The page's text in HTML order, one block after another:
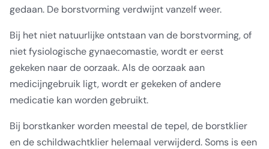
gedaan. De borstvorming verdwijnt vanzelf weer.
Bij het niet natuurlijke ontstaan van de borstvorming, of
niet fysiologische gynaecomastie, wordt er eerst
gekeken naar de oorzaak. Als de oorzaak aan
medicijngebruik ligt, wordt er gekeken of andere
medicatie kan worden gebruikt.
Bij borstkanker worden meestal de tepel, de borstklier
en de schildwachtklier helemaal verwijderd. Soms is een